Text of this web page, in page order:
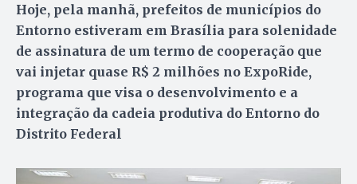
Hoje, pela manhã, prefeitos de municípios do
Entorno estiveram em Brasília para solenidade
de assinatura de um termo de cooperação que
vai injetar quase R$ 2 milhões no ExpoRide,
programa que visa o desenvolvimento e a
integração da cadeia produtiva do Entorno do
Distrito Federal